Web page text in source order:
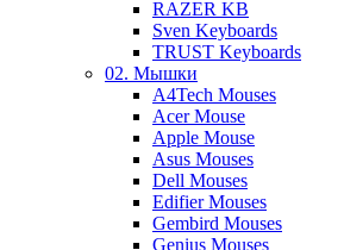
RAZER KB
Sven Keyboards
TRUST Keyboards
02. Мышки
A4Tech Mouses
Acer Mouse
Apple Mouse
Asus Mouses
Dell Mouses
Edifier Mouses
Gembird Mouses
Genius Mouses